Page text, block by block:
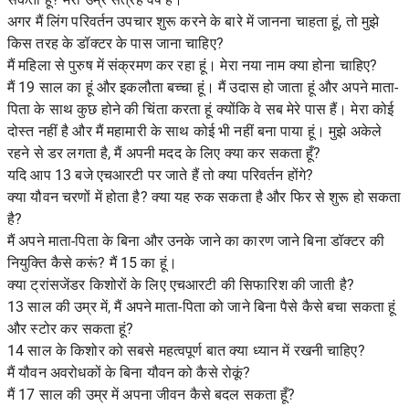
अगर मैं लिंग परिवर्तन उपचार शुरू करने के बारे में जानना चाहता हूं, तो मुझे
किस तरह के डॉक्टर के पास जाना चाहिए?
मैं महिला से पुरुष में संक्रमण कर रहा हूं। मेरा नया नाम क्या होना चाहिए?
मैं 19 साल का हूं और इकलौता बच्चा हूं। मैं उदास हो जाता हूं और अपने माता-
पिता के साथ कुछ होने की चिंता करता हूं क्योंकि वे सब मेरे पास हैं। मेरा कोई
दोस्त नहीं है और मैं महामारी के साथ कोई भी नहीं बना पाया हूं। मुझे अकेले
रहने से डर लगता है, मैं अपनी मदद के लिए क्या कर सकता हूँ?
यदि आप 13 बजे एचआरटी पर जाते हैं तो क्या परिवर्तन होंगे?
क्या यौवन चरणों में होता है? क्या यह रुक सकता है और फिर से शुरू हो सकता
है?
मैं अपने माता-पिता के बिना और उनके जाने का कारण जाने बिना डॉक्टर की
नियुक्ति कैसे करूं? मैं 15 का हूं।
क्या ट्रांसजेंडर किशोरों के लिए एचआरटी की सिफारिश की जाती है?
13 साल की उम्र में, मैं अपने माता-पिता को जाने बिना पैसे कैसे बचा सकता हूं
और स्टोर कर सकता हूं?
14 साल के किशोर को सबसे महत्वपूर्ण बात क्या ध्यान में रखनी चाहिए?
मैं यौवन अवरोधकों के बिना यौवन को कैसे रोकूं?
मैं 17 साल की उम्र में अपना जीवन कैसे बदल सकता हूँ?